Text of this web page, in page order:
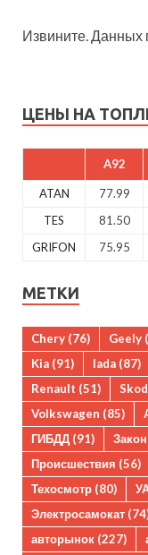
Извините. Данных
ЦЕНЫ НА
A92
ATAN 77.99
TES
81.50
GRIFON
75.95
МЕТКИ
Chery (76) Geely
Kia (91) lada (87)
Renault (51)
Volkswagen (85)
ГИБДД (91) Закон
Происшествия (56)
Техосмотр (80)
Электросамокат
авторынок (227)